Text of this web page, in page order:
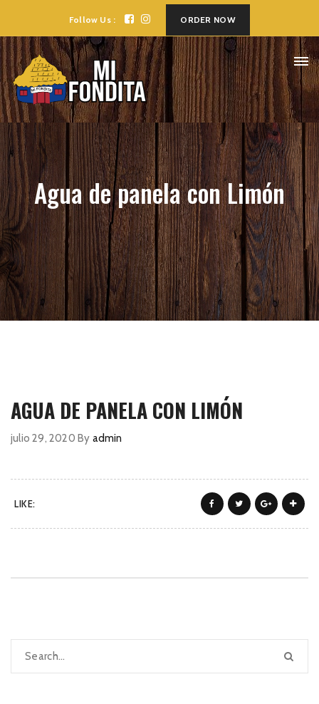
Follow Us : ORDER NOW
Agua de panela con Limón
AGUA DE PANELA CON LIMÓN
julio 29, 2020 By admin
LIKE: